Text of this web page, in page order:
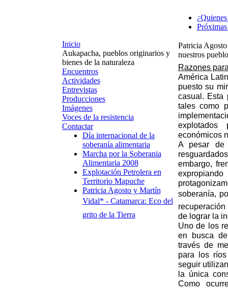
Inicio
Aukapacha, pueblos originarios y
bienes de la naturaleza
Encuentros
Actividades
Entrevistas
Producciones
Imágenes
Voces de la resistencia
Contactar
Día internacional de la
soberanía alimentaria
Marcha por la Soberania
Alimentaria 2008
Explotación Petrolera en
Territorio Mapuche
Patricia Agosto y Martín
Vidal* - Catamarca: Eco del
grito de la Tierra
Patricia Agosto
nuestros
Razones
América
puesto su
casual. Esta
tales como
explotados
económicos
A pesar de
embargo,
soberanía,
de lograr la
Uno de los
en busca
través de
para los
seguir
la única
Como